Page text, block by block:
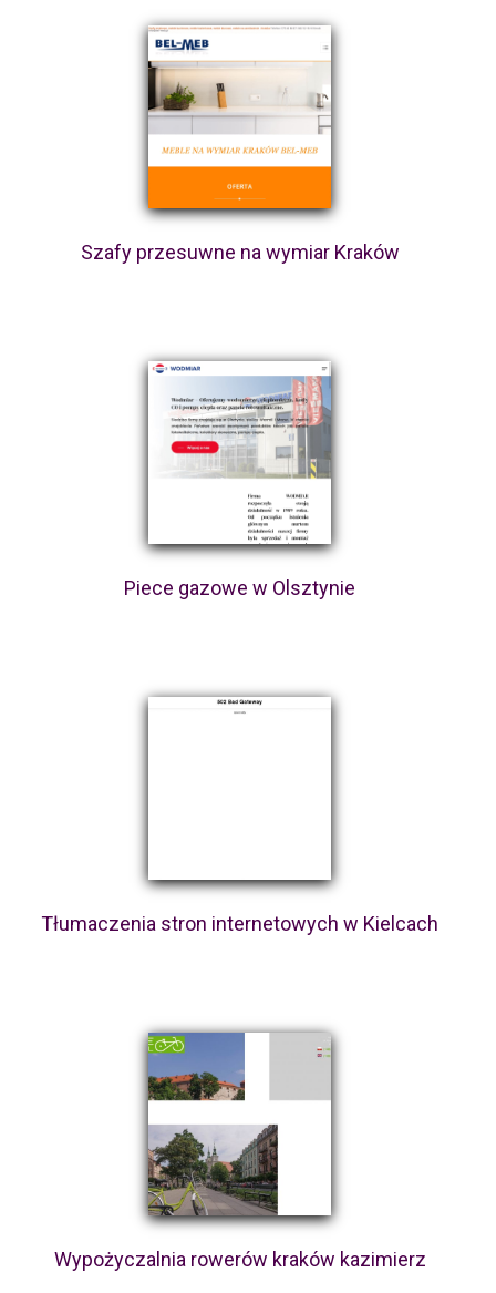
Szafy przesuwne na wymiar Kraków
Piece gazowe w Olsztynie
Tłumaczenia stron internetowych w Kielcach
Wypożyczalnia rowerów kraków kazimierz